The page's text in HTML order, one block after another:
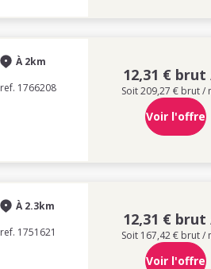
À 2km
ref. 1766208
12,31 € brut
Soit 209,27 € brut /
Voir l'offre
À 2.3km
ref. 1751621
12,31 € brut
Soit 167,42 € brut /
Voir l'offre